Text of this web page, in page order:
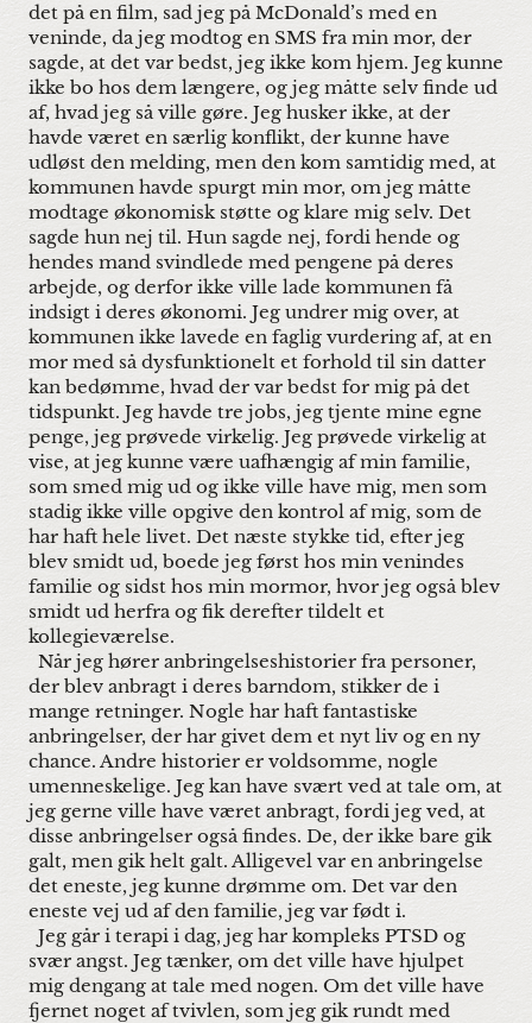
det på en film, sad jeg på McDonald’s med en
veninde, da jeg modtog en SMS fra min mor, der
sagde, at det var bedst, jeg ikke kom hjem. Jeg kunne
ikke bo hos dem længere, og jeg måtte selv finde ud
af, hvad jeg så ville gøre. Jeg husker ikke, at der
havde været en særlig konflikt, der kunne have
udløst den melding, men den kom samtidig med, at
kommunen havde spurgt min mor, om jeg måtte
modtage økonomisk støtte og klare mig selv. Det
sagde hun nej til. Hun sagde nej, fordi hende og
hendes mand svindlede med pengene på deres
arbejde, og derfor ikke ville lade kommunen få
indsigt i deres økonomi. Jeg undrer mig over, at
kommunen ikke lavede en faglig vurdering af, at en
mor med så dysfunktionelt et forhold til sin datter
kan bedømme, hvad der var bedst for mig på det
tidspunkt. Jeg havde tre jobs, jeg tjente mine egne
penge, jeg prøvede virkelig. Jeg prøvede virkelig at
vise, at jeg kunne være uafhængig af min familie,
som smed mig ud og ikke ville have mig, men som
stadig ikke ville opgive den kontrol af mig, som de
har haft hele livet. Det næste stykke tid, efter jeg
blev smidt ud, boede jeg først hos min venindes
familie og sidst hos min mormor, hvor jeg også blev
smidt ud herfra og fik derefter tildelt et
kollegieværelse.
Når jeg hører anbringelseshistorier fra personer,
der blev anbragt i deres barndom, stikker de i
mange retninger. Nogle har haft fantastiske
anbringelser, der har givet dem et nyt liv og en ny
chance. Andre historier er voldsomme, nogle
umenneskelige. Jeg kan have svært ved at tale om, at
jeg gerne ville have været anbragt, fordi jeg ved, at
disse anbringelser også findes. De, der ikke bare gik
galt, men gik helt galt. Alligevel var en anbringelse
det eneste, jeg kunne drømme om. Det var den
eneste vej ud af den familie, jeg var født i.
Jeg går i terapi i dag, jeg har kompleks PTSD og
svær angst. Jeg tænker, om det ville have hjulpet
mig dengang at tale med nogen. Om det ville have
fjernet noget af tvivlen, som jeg gik rundt med